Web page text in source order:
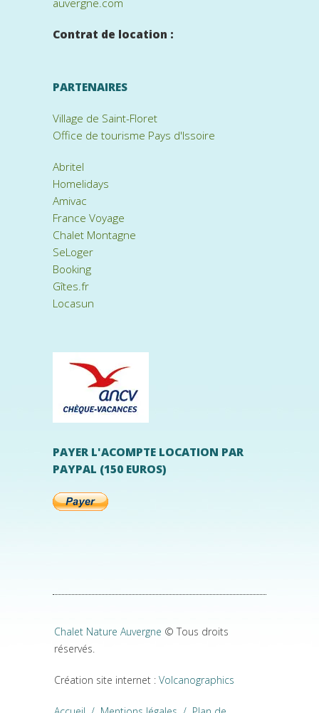
auvergne.com
Contrat de location :
PARTENAIRES
Village de Saint-Floret
Office de tourisme Pays d'Issoire
Abritel
Homelidays
Amivac
France Voyage
Chalet Montagne
SeLoger
Booking
Gîtes.fr
Locasun
PAYER L'ACOMPTE LOCATION PAR
PAYPAL (150 EUROS)
Chalet Nature Auvergne © Tous droits
réservés.
Création site internet : Volcanographics